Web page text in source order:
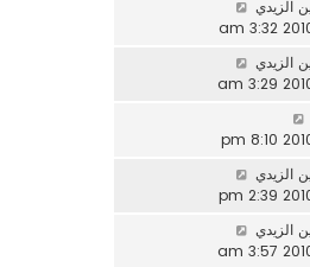
الزيدي
الزيدي
الزيدي
الزيدي